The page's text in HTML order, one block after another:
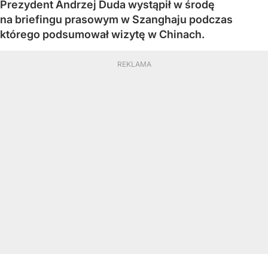
Prezydent Andrzej Duda wystąpił w środę
na briefingu prasowym w Szanghaju podczas
którego podsumował wizytę w Chinach.